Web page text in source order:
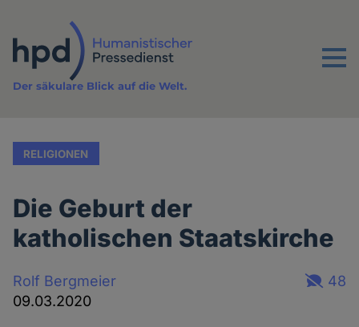
Inhalt
Menu
Der säkulare Blick auf die Welt.
RELIGIONEN
Die Geburt der
katholischen Staatskirche
Rolf Bergmeier
09.03.2020
48